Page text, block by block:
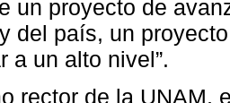
un proyecto de
del país, un
a un alto nivel”.
rector de la UNAM,